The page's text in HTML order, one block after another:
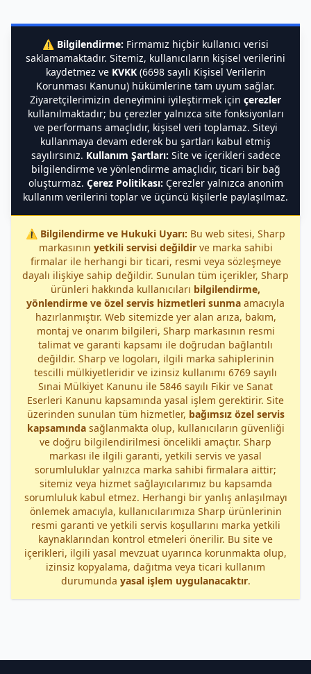
⚠️ Bilgilendirme: Firmamız hiçbir kullanıcı verisi
saklamamaktadır. Sitemiz, kullanıcıların kişisel verilerini
kaydetmez ve KVKK(6698 sayılı Kişisel Verilerin
Korunması Kanunu) hükümlerine tam uyum sağlar.
Ziyaretçilerimizin deneyimini iyileştirmek için çerezler
kullanılmaktadır; bu çerezler yalnızca site fonksiyonları
ve performans amaçlıdır, kişisel veri toplamaz. Siteyi
kullanmaya devam ederek bu şartları kabul etmiş
sayılırsınız. Kullanım Şartları: Site ve içerikleri sadece
bilgilendirme ve yönlendirme amaçlıdır, ticari bir bağ
oluşturmaz. Çerez Politikası: Çerezler yalnızca anonim
kullanım verilerini toplar ve üçüncü kişilerle paylaşılmaz.
⚠️ Bilgilendirme ve Hukuki Uyarı: Bu web sitesi, Sharp
markasının yetkili servisi değildirve marka sahibi
firmalar ile herhangi bir ticari, resmi veya sözleşmeye
dayalı ilişkiye sahip değildir. Sunulan tüm içerikler, Sharp
ürünleri hakkında kullanıcıları bilgilendirme,
yönlendirme ve özel servis hizmetleri sunma amacıyla
hazırlanmıştır. Web sitemizde yer alan arıza, bakım,
montaj ve onarım bilgileri, Sharp markasının resmi
talimat ve garanti kapsamı ile doğrudan bağlantılı
değildir. Sharp ve logoları, ilgili marka sahiplerinin
tescilli mülkiyetleridir ve izinsiz kullanımı 6769 sayılı
Sınai Mülkiyet Kanunu ile 5846 sayılı Fikir ve Sanat
Eserleri Kanunu kapsamında yasal işlem gerektirir. Site
üzerinden sunulan tüm hizmetler, bağımsız özel servis
kapsamındasağlanmakta olup, kullanıcıların güvenliği
ve doğru bilgilendirilmesi öncelikli amaçtır. Sharp
markası ile ilgili garanti, yetkili servis ve yasal
sorumluluklar yalnızca marka sahibi firmalara aittir;
sitemiz veya hizmet sağlayıcılarımız bu kapsamda
sorumluluk kabul etmez. Herhangi bir yanlış anlaşılmayı
önlemek amacıyla, kullanıcılarımıza Sharp ürünlerinin
resmi garanti ve yetkili servis koşullarını marka yetkili
kaynaklarından kontrol etmeleri önerilir. Bu site ve
içerikleri, ilgili yasal mevzuat uyarınca korunmakta olup,
izinsiz kopyalama, dağıtma veya ticari kullanım
durumunda yasal işlem uygulanacaktır.